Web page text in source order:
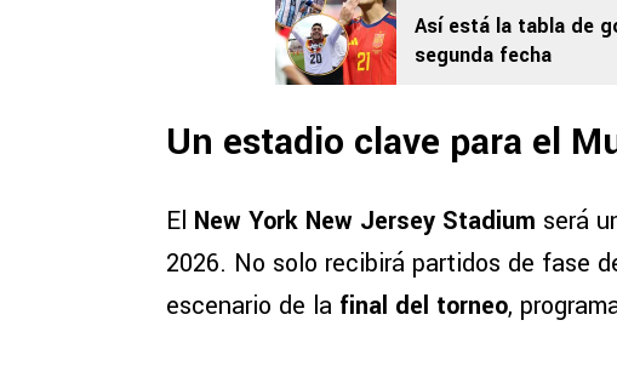
Así está la tabla de
segunda fecha
Un estadio clave para el
El New York New Jersey Stadium será
2026. No solo recibirá partidos de fase
escenario de la final del torneo,